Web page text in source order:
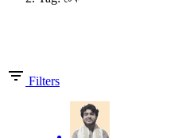
Filters